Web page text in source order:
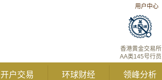
用户中心
香港黄金交易所
AA类145号行员
开户交易 环球财经 领峰分析